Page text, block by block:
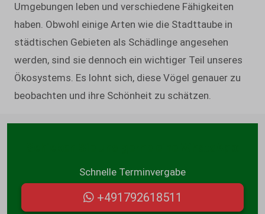
Umgebungen leben und verschiedene Fähigkeiten
haben. Obwohl einige Arten wie die Stadttaube in
städtischen Gebieten als Schädlinge angesehen
werden, sind sie dennoch ein wichtiger Teil unseres
Ökosystems. Es lohnt sich, diese Vögel genauer zu
beobachten und ihre Schönheit zu schätzen.
Schnelle Terminvergabe
+491792618511